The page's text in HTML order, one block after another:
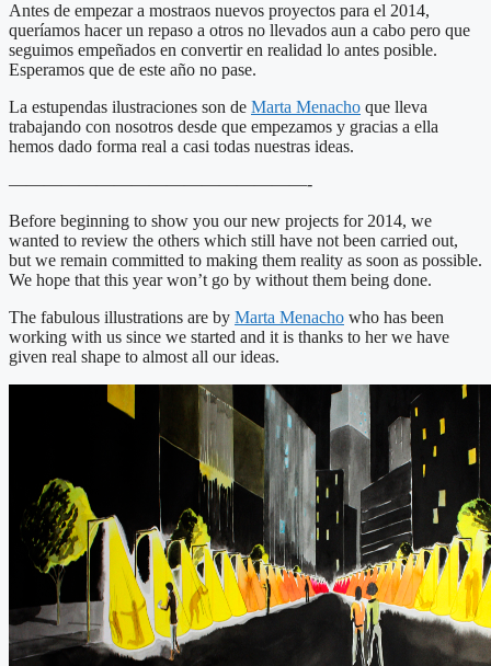
Antes de empezar a mostraos nuevos proyectos para el 2014,
queríamos hacer un repaso a otros no llevados aun a cabo pero que
seguimos empeñados en convertir en realidad lo antes posible.
Esperamos que de este año no pase.
La estupendas ilustraciones son de Marta Menacho que lleva
trabajando con nosotros desde que empezamos y gracias a ella
hemos dado forma real a casi todas nuestras ideas.
—————————————————-
Before beginning to show you our new projects for 2014, we
wanted to review the others which still have not been carried out,
but we remain committed to making them reality as soon as possible.
We hope that this year won’t go by without them being done.
The fabulous illustrations are by Marta Menacho who has been
working with us since we started and it is thanks to her we have
given real shape to almost all our ideas.